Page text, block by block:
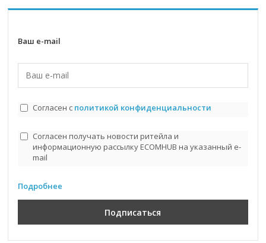
Ваш e-mail
Согласен с политикой конфиденциальности
Согласен получать новости ритейла и
информационную рассылку ECOMHUB на указанный e-
mail
Подробнее